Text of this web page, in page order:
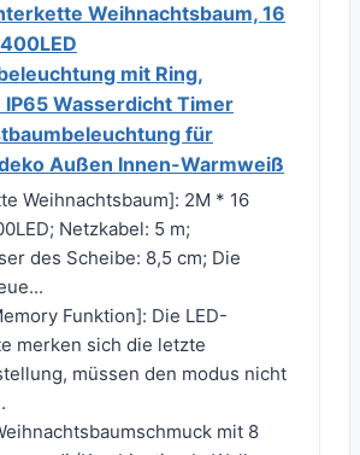
Weihnachtsbaum, 16
mit Ring,
Wasserdicht Timer
für
Außen Innen-Warmweiß
Weihnachtsbaum]: 2M * 16
Netzkabel: 5 m;
des Scheibe: 8,5 cm; Die
Funktion]: Die LED-
merken sich die letzte
müssen den modus nicht
mit 8